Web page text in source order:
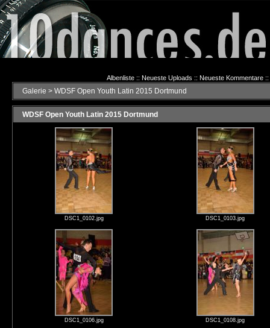
Albenliste :: Neueste Uploads :: Neueste Kommentare ::
Galerie > WDSF Open Youth Latin 2015 Dortmund
WDSF Open Youth Latin 2015 Dortmund
DSC1_0102.jpg DSC1_0103.jpg
DSC1_0106.jpg DSC1_0108.jpg